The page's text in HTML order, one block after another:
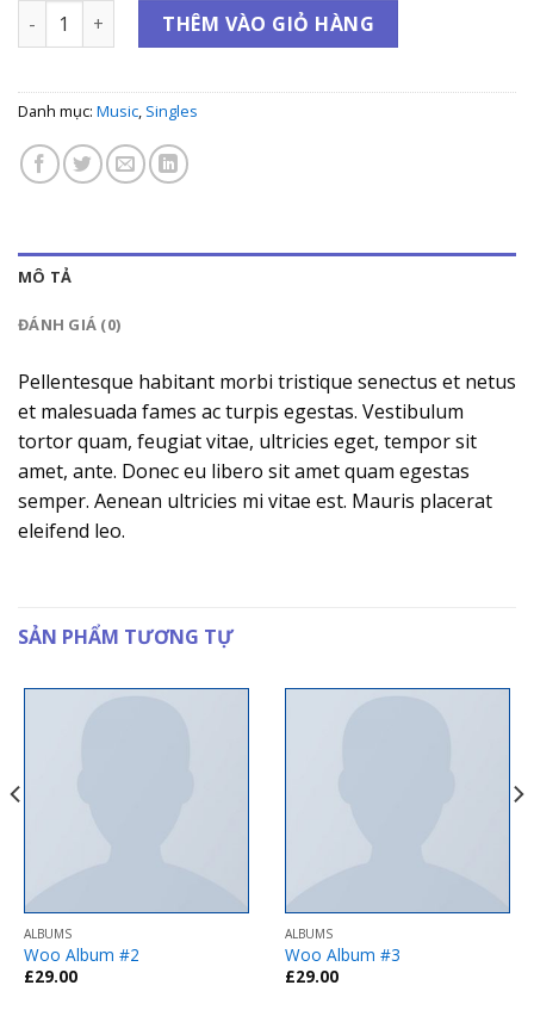
Woo Single #1 số lượngTHÊM VÀO GIỎ HÀNG
Danh mục: Music, Singles
MÔ TẢ
ĐÁNH GIÁ (0)
Pellentesque habitant morbi tristique senectus et netus
et malesuada fames ac turpis egestas. Vestibulum
tortor quam, feugiat vitae, ultricies eget, tempor sit
amet, ante. Donec eu libero sit amet quam egestas
semper. Aenean ultricies mi vitae est. Mauris placerat
eleifend leo.
SẢN PHẨM TƯƠNG TỰ
ALBUMS
Woo Album #2
£29.00
ALBUMS
Woo Album #3
£29.00